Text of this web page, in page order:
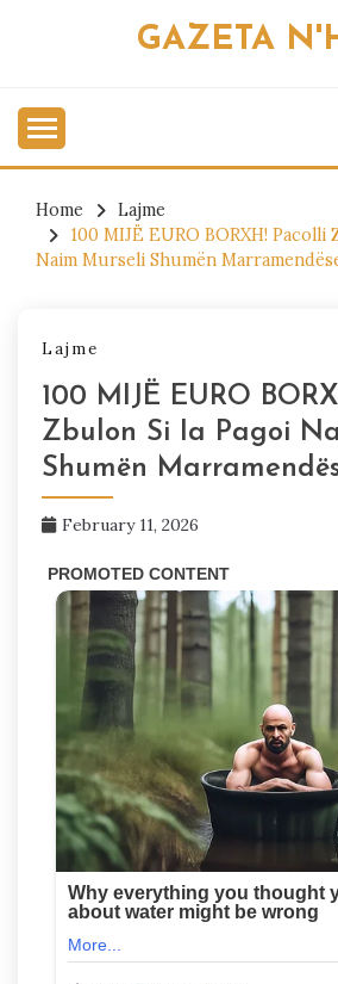
GAZETA
Home
Lajme
100 MIJË EURO BORXH! Pacolli
Naim Murseli Shumën
Lajme
100 MIJË EURO
Zbulon Si Ia Pagoi
Shumën
February 11, 2026